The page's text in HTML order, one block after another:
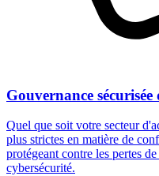
Gouvernance sécurisée
Quel que soit votre secteur
plus strictes en matière de
protégeant contre les pertes
cybersécurité.